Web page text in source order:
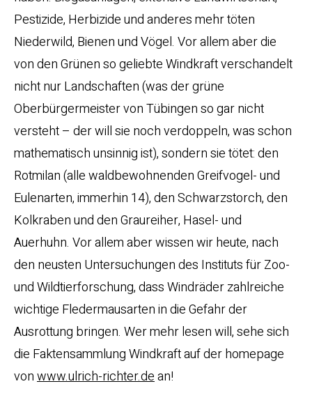
Pestizide, Herbizide und anderes mehr töten
Niederwild, Bienen und Vögel. Vor allem aber die
von den Grünen so geliebte Windkraft verschandelt
nicht nur Landschaften (was der grüne
Oberbürgermeister von Tübingen so gar nicht
versteht – der will sie noch verdoppeln, was schon
mathematisch unsinnig ist), sondern sie tötet: den
Rotmilan (alle waldbewohnenden Greifvogel- und
Eulenarten, immerhin 14), den Schwarzstorch, den
Kolkraben und den Graureiher, Hasel- und
Auerhuhn. Vor allem aber wissen wir heute, nach
den neusten Untersuchungen des Instituts für Zoo-
und Wildtierforschung, dass Windräder zahlreiche
wichtige Fledermausarten in die Gefahr der
Ausrottung bringen. Wer mehr lesen will, sehe sich
die Faktensammlung Windkraft auf der homepage
vonwww.ulrich-richter.dean!